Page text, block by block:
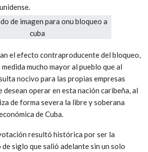
el efecto contraproducente del bloqueo,
mucho mayor al pueblo que al
nocivo para las propias empresas
desean operar en esta nación caribeña, al
de forma severa la libre y soberana
de Cuba.
resultó histórica por ser la
siglo que salió adelante sin un solo